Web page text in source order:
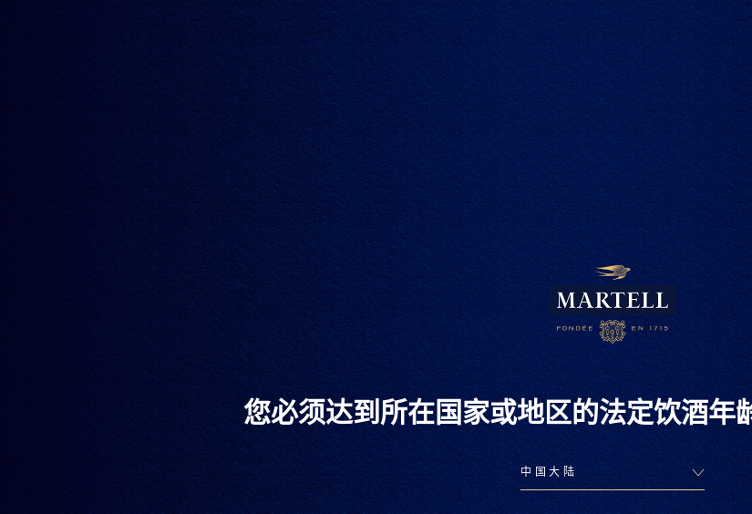
您必须达到所在国家或地区的法定饮酒年
12.10.2020
识厨解
12.10.2020
识厨解味 | 陈汉宗
12.10.2020
识厨解